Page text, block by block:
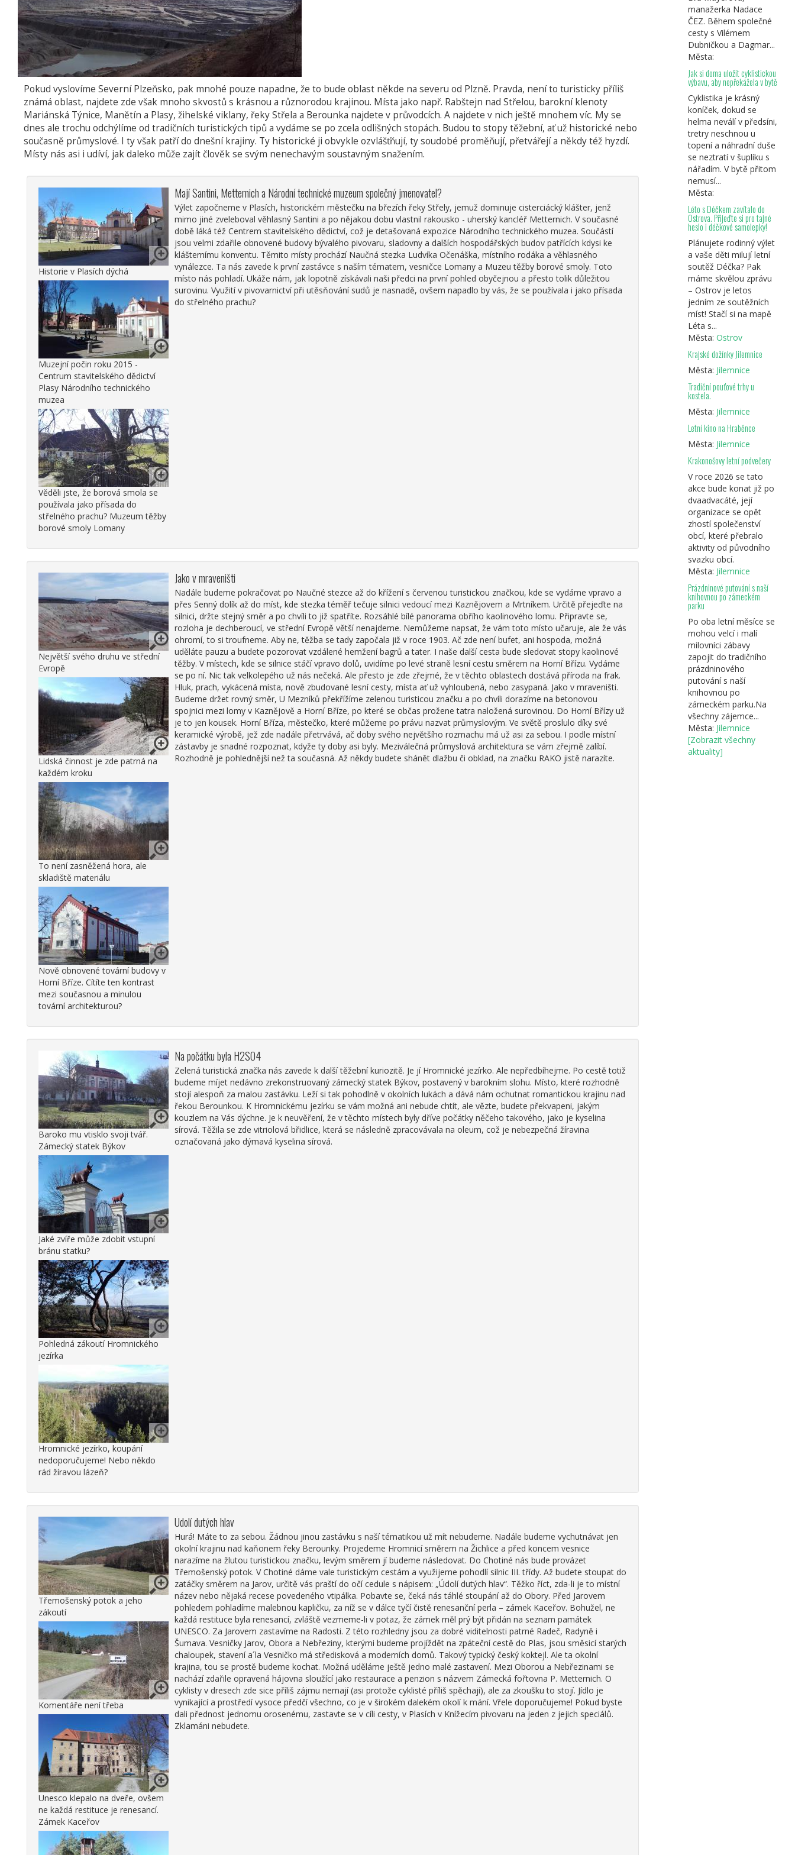
Pokud vyslovíme Severní Plzeňsko, pak mnohé pouze napadne, že to bude oblast někde na severu od Plzně. Pravda, není to turisticky příliš
známá oblast, najdete zde však mnoho skvostů s krásnou a různorodou krajinou. Místa jako např. Rabštejn nad Střelou, barokní klenoty
Mariánská Týnice, Manětín a Plasy, žihelské viklany, řeky Střela a Berounka najdete v průvodcích. A najdete v nich ještě mnohem víc. My se
dnes ale trochu odchýlíme od tradičních turistických tipů a vydáme se po zcela odlišných stopách. Budou to stopy těžební, ať už historické nebo
současně průmyslové. I ty však patří do dnešní krajiny. Ty historické ji obvykle ozvlášťňují, ty soudobé proměňují, přetvářejí a někdy též hyzdí.
Místy nás asi i udíví, jak daleko může zajít člověk se svým nenechavým soustavným snažením.
Historie v Plasích dýchá
Muzejní počin roku 2015 -
Centrum stavitelského dědictví
Plasy Národního technického
muzea
Věděli jste, že borová smola se
používala jako přísada do
střelného prachu? Muzeum těžby
borové smoly Lomany
Mají Santini, Metternich a Národní technické muzeum společný jmenovatel?
Výlet započneme v Plasích, historickém městečku na březích řeky Střely, jemuž dominuje cisterciácký klášter, jenž
mimo jiné zveleboval věhlasný Santini a po nějakou dobu vlastnil rakousko - uherský kancléř Metternich. V současné
době láká též Centrem stavitelského dědictví, což je detašovaná expozice Národního technického muzea. Součástí
jsou velmi zdařile obnovené budovy bývalého pivovaru, sladovny a dalších hospodářských budov patřících kdysi ke
klášternímu konventu. Těmito místy prochází Naučná stezka Ludvíka Očenáška, místního rodáka a věhlasného
vynálezce. Ta nás zavede k první zastávce s naším tématem, vesničce Lomany a Muzeu těžby borové smoly. Toto
místo nás pohladí. Ukáže nám, jak lopotně získávali naši předci na první pohled obyčejnou a přesto tolik důležitou
surovinu. Využití v pivovarnictví při utěsňování sudů je nasnadě, ovšem napadlo by vás, že se používala i jako přísada
do střelného prachu?
Největší svého druhu ve střední
Evropě
Lidská činnost je zde patrná na
každém kroku
To není zasněžená hora, ale
skladiště materiálu
Nově obnovené tovární budovy v
Horní Bříze. Cítíte ten kontrast
mezi současnou a minulou
tovární architekturou?
Jako v mraveništi
Nadále budeme pokračovat po Naučné stezce až do křížení s červenou turistickou značkou, kde se vydáme vpravo a
přes Senný dolík až do míst, kde stezka téměř tečuje silnici vedoucí mezi Kaznějovem a Mrtníkem. Určitě přejeďte na
silnici, držte stejný směr a po chvíli to již spatříte. Rozsáhlé bílé panorama obřího kaolinového lomu. Připravte se,
rozloha je dechberoucí, ve střední Evropě větší nenajdeme. Nemůžeme napsat, že vám toto místo učaruje, ale že vás
ohromí, to si troufneme. Aby ne, těžba se tady započala již v roce 1903. Ač zde není bufet, ani hospoda, možná
uděláte pauzu a budete pozorovat vzdálené hemžení bagrů a tater. I naše další cesta bude sledovat stopy kaolinové
těžby. V místech, kde se silnice stáčí vpravo dolů, uvidíme po levé straně lesní cestu směrem na Horní Břízu. Vydáme
se po ní. Nic tak velkolepého už nás nečeká. Ale přesto je zde zřejmé, že v těchto oblastech dostává příroda na frak.
Hluk, prach, vykácená místa, nově zbudované lesní cesty, místa ať už vyhloubená, nebo zasypaná. Jako v mraveništi.
Budeme držet rovný směr, U Mezníků překřížíme zelenou turisticou značku a po chvíli dorazíme na betonovou
spojnici mezi lomy v Kaznějově a Horní Bříze, po které se občas prožene tatra naložená surovinou. Do Horní Břízy už
je to jen kousek. Horní Bříza, městečko, které můžeme po právu nazvat průmyslovým. Ve světě proslulo díky své
keramické výrobě, jež zde nadále přetrvává, ač doby svého největšího rozmachu má už asi za sebou. I podle místní
zástavby je snadné rozpoznat, kdyže ty doby asi byly. Meziválečná průmyslová architektura se vám zřejmě zalíbí.
Rozhodně je pohlednější než ta současná. Až někdy budete shánět dlažbu či obklad, na značku RAKO jistě narazíte.
Baroko mu vtisklo svoji tvář.
Zámecký statek Býkov
Jaké zvíře může zdobit vstupní
bránu statku?
Pohledná zákoutí Hromnického
jezírka
Hromnické jezírko, koupání
nedoporučujeme! Nebo někdo
rád žíravou lázeň?
Na počátku byla H2SO4
Zelená turistická značka nás zavede k další těžební kuriozitě. Je jí Hromnické jezírko. Ale nepředbíhejme. Po cestě totiž
budeme míjet nedávno zrekonstruovaný zámecký statek Býkov, postavený v barokním slohu. Místo, které rozhodně
stojí alespoň za malou zastávku. Leží si tak pohodlně v okolních lukách a dává nám ochutnat romantickou krajinu nad
řekou Berounkou. K Hromnickému jezírku se vám možná ani nebude chtít, ale vězte, budete překvapeni, jakým
kouzlem na Vás dýchne. Je k neuvěření, že v těchto místech byly dříve počátky něčeho takového, jako je kyselina
sírová. Těžila se zde vitriolová břidlice, která se následně zpracovávala na oleum, což je nebezpečná žíravina
označovaná jako dýmavá kyselina sírová.
Třemošenský potok a jeho
zákoutí
Komentáře není třeba
Unesco klepalo na dveře, ovšem
ne každá restituce je renesancí.
Zámek Kaceřov
Údolí dutých hlav
Hurá! Máte to za sebou. Žádnou jinou zastávku s naší tématikou už mít nebudeme. Nadále budeme vychutnávat jen
okolní krajinu nad kaňonem řeky Berounky. Projedeme Hromnicí směrem na Žichlice a před koncem vesnice
narazíme na žlutou turistickou značku, levým směrem jí budeme následovat. Do Chotiné nás bude provázet
Třemošenský potok. V Chotiné dáme vale turistickým cestám a využijeme pohodlí silnic III. třídy. Až budete stoupat do
zatáčky směrem na Jarov, určitě vás praští do očí cedule s nápisem: „Údolí dutých hlav“. Těžko říct, zda-li je to místní
název nebo nějaká recese povedeného vtipálka. Pobavte se, čeká nás táhlé stoupání až do Obory. Před Jarovem
pohledem pohladíme malebnou kapličku, za níž se v dálce tyčí čistě renesanční perla – zámek Kaceřov. Bohužel, ne
každá restituce byla renesancí, zvláště vezmeme-li v potaz, že zámek měl prý být přidán na seznam památek
UNESCO. Za Jarovem zastavíme na Radosti. Z této rozhledny jsou za dobré viditelnosti patrné Radeč, Radyně i
Šumava. Vesničky Jarov, Obora a Nebřeziny, kterými budeme projíždět na zpáteční cestě do Plas, jsou směsicí starých
chaloupek, stavení a´la Vesničko má středisková a moderních domů. Takový typický český koktejl. Ale ta okolní
krajina, tou se prostě budeme kochat. Možná uděláme ještě jedno malé zastavení. Mezi Oborou a Nebřezinami se
nachází zdařile opravená hájovna sloužící jako restaurace a penzion s názvem Zámecká fořtovna P. Metternich. O
cyklisty v dresech zde sice příliš zájmu nemají (asi protože cyklisté příliš spěchají), ale za zkoušku to stojí. Jídlo je
vynikající a prostředí vysoce předčí všechno, co je v širokém dalekém okolí k mání. Vřele doporučujeme! Pokud byste
dali přednost jednomu orosenému, zastavte se v cíli cesty, v Plasích v Knížecím pivovaru na jeden z jejich speciálů.
Zklamáni nebudete.
manažerka Nadace
ČEZ. Během společné
cesty s Vilémem
Dubničkou a Dagmar...
Města:
Jak si doma uložit cyklistickou
výbavu, aby nepřekážela v bytě
Cyklistika je krásný
koníček, dokud se
helma neválí v předsíni,
tretry neschnou u
topení a náhradní duše
se neztratí v šuplíku s
nářadím. V bytě přitom
nemusí...
Města:
Léto s Déčkem zavítalo do
Ostrova. Přijeďte si pro tajné
heslo i déčkové samolepky!
Plánujete rodinný výlet
a vaše děti milují letní
soutěž Déčka? Pak
máme skvělou zprávu
– Ostrov je letos
jedním ze soutěžních
míst! Stačí si na mapě
Léta s...
Města: Ostrov
Krajské dožínky Jilemnice
Města: Jilemnice
Tradiční pouťové trhy u
kostela.
Města: Jilemnice
Letní kino na Hraběnce
Města: Jilemnice
Krakonošovy letní podvečery
V roce 2026 se tato
akce bude konat již po
dvaadvacáté, její
organizace se opět
zhostí společenství
obcí, které přebralo
aktivity od původního
svazku obcí.
Města: Jilemnice
Prázdninové putování s naší
knihovnou po zámeckém
parku
Po oba letní měsíce se
mohou velcí i malí
milovníci zábavy
zapojit do tradičního
prázdninového
putování s naší
knihovnou po
zámeckém parku.Na
všechny zájemce...
Města: Jilemnice
[Zobrazit všechny
aktuality]